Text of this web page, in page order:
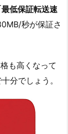
最低保証転送速
秒が保証さ
も高くなって
分でしょう。